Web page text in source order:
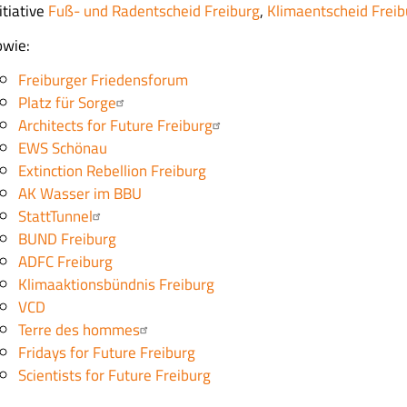
Fuß- und Radentscheid Freiburg, Klimaentscheid
Freiburger Friedensforum
Platz für Sorge
Architects for Future Freiburg
EWS Schönau
Extinction Rebellion Freiburg
AK Wasser im BBU
StattTunnel
BUND Freiburg
ADFC Freiburg
Klimaaktionsbündnis Freiburg
VCD
Terre des hommes
Fridays for Future Freiburg
Scientists for Future Freiburg